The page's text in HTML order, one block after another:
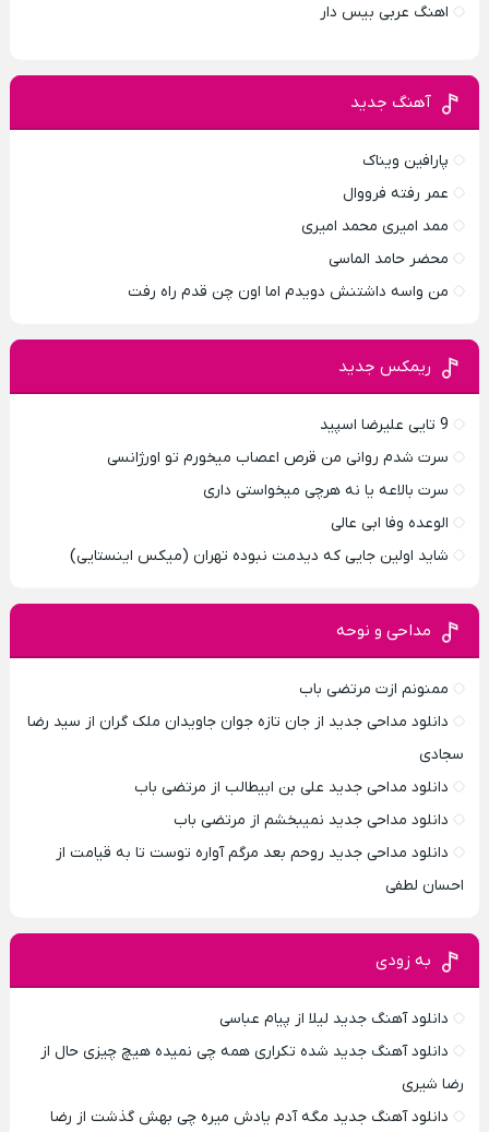
اهنگ عربی بیس دار
آهنگ جدید
پارافين ویناک
عمر رفته فرووال
ممد امیری محمد امیری
محضر حامد الماسی
من واسه داشتنش دویدم اما اون چن قدم راه رفت
ریمکس جدید
9 تایی علیرضا اسپید
سرت شدم روانی من قرص اعصاب میخورم تو اورژانسی
سرت بالاعه یا نه هرچی میخواستی داری
الوعده وفا ابی عالی
شاید اولین جایی که دیدمت نبوده تهران (میکس اینستایی)
مداحی و نوحه
ممنونم ازت مرتضی باب
دانلود مداحی جدید از جان تازه جوان جاویدان ملک گران از سید رضا
سجادی
دانلود مداحی جدید علی بن ابیطالب از مرتضی باب
دانلود مداحی جدید نمیبخشم از مرتضی باب
دانلود مداحی جدید روحم بعد مرگم آواره توست تا به قیامت از
احسان لطفی
به زودی
دانلود آهنگ جدید لیلا از پیام عباسی
دانلود آهنگ جدید شده تکراری همه چی نمیده هیچ چیزی حال از
رضا شیری
دانلود آهنگ جدید مگه آدم یادش میره چی بهش گذشت از رضا